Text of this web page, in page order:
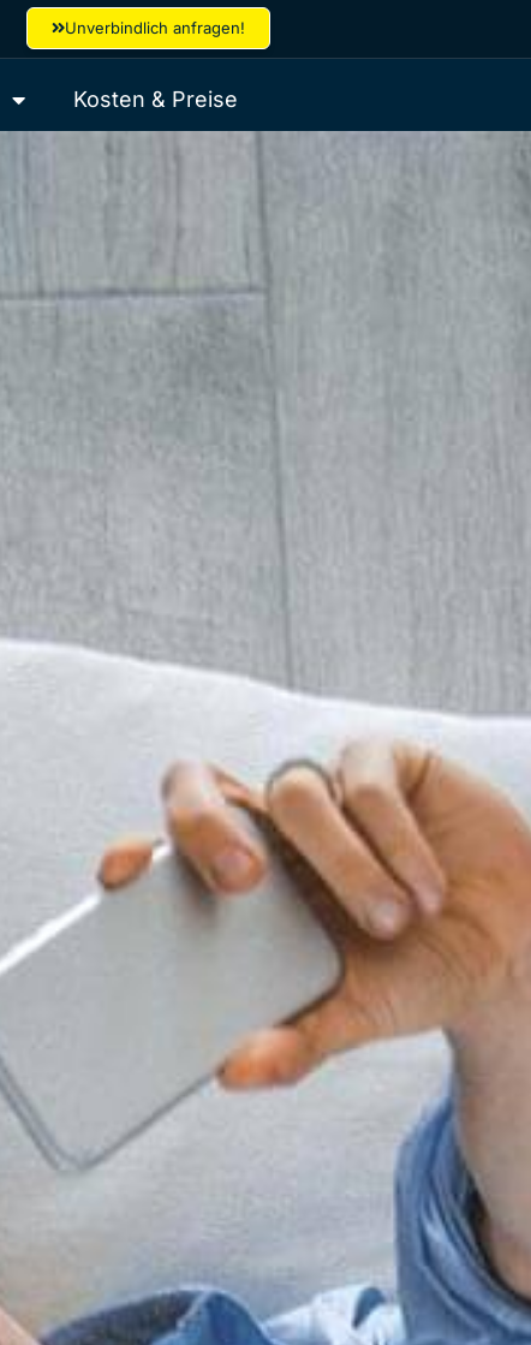
Unverbindlich anfragen!
Kosten & Preise